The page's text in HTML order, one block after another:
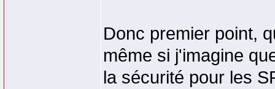
Donc premier point,
même si j'imagine
la sécurité pour les